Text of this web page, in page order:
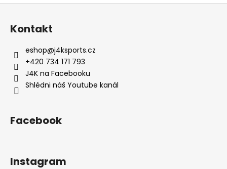
Z
Kontakt
eshop@j4ksports.cz
+420 734 171 793
J4K na Facebooku
Shlédni náš Youtube kanál
Facebook
Instagram